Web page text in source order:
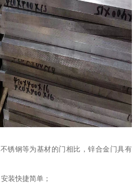
锈钢等为基材的门相比，锌合金门具有
装快捷简单；